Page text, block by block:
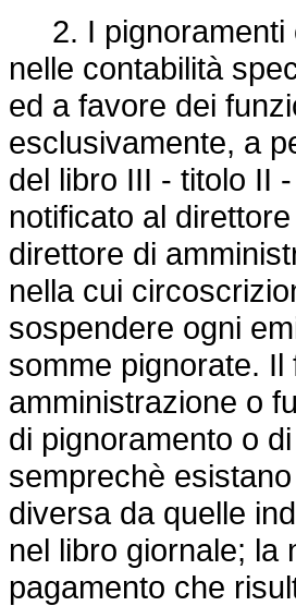
2. I pignoramenti
nelle contabilità
ed a favore dei
esclusivamente, a
del libro III - titolo II
notificato al
direttore di
nella cui
sospendere ogni
somme pignorate.
amministrazione o
di pignoramento o
semprechè
diversa da quelle
nel libro giornale; la
pagamento che